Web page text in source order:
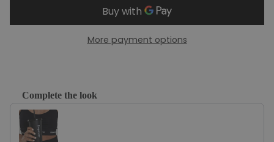
More payment options
Complete the look
Use the Previous and Next buttons to navigate through product